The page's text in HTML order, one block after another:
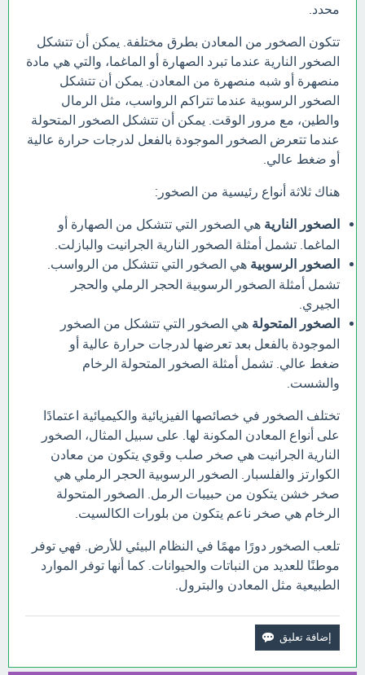
محدد.
تتكون الصخور من المعادن بطرق مختلفة. يمكن أن تتشكل
الصخور النارية عندما تبرد الصهارة أو الماغما، والتي هي مادة
منصهرة أو شبه منصهرة من المعادن. يمكن أن تتشكل
الصخور الرسوبية عندما تتراكم الرواسب، مثل الرمال
والطين، مع مرور الوقت. يمكن أن تتشكل الصخور المتحولة
عندما تتعرض الصخور الموجودة بالفعل لدرجات حرارة عالية
أو ضغط عالي.
هناك ثلاثة أنواع رئيسية من الصخور:
الصخور النارية هي الصخور التي تتشكل من الصهارة أو
الماغما. تشمل أمثلة الصخور النارية الجرانيت والبازلت.
الصخور الرسوبية هي الصخور التي تتشكل من الرواسب.
تشمل أمثلة الصخور الرسوبية الحجر الرملي والحجر
الجيري.
الصخور المتحولة هي الصخور التي تتشكل من الصخور
الموجودة بالفعل بعد تعرضها لدرجات حرارة عالية أو
ضغط عالي. تشمل أمثلة الصخور المتحولة الرخام
والشست.
تختلف الصخور في خصائصها الفيزيائية والكيميائية اعتمادًا
على أنواع المعادن المكونة لها. على سبيل المثال، الصخور
النارية الجرانيت هي صخر صلب وقوي يتكون من معادن
الكوارتز والفلسبار. الصخور الرسوبية الحجر الرملي هي
صخر خشن يتكون من حبيبات الرمل. الصخور المتحولة
الرخام هي صخر ناعم يتكون من بلورات الكالسيت.
تلعب الصخور دورًا مهمًا في النظام البيئي للأرض. فهي توفر
موطنًا للعديد من النباتات والحيوانات. كما أنها توفر الموارد
الطبيعية مثل المعادن والبترول.